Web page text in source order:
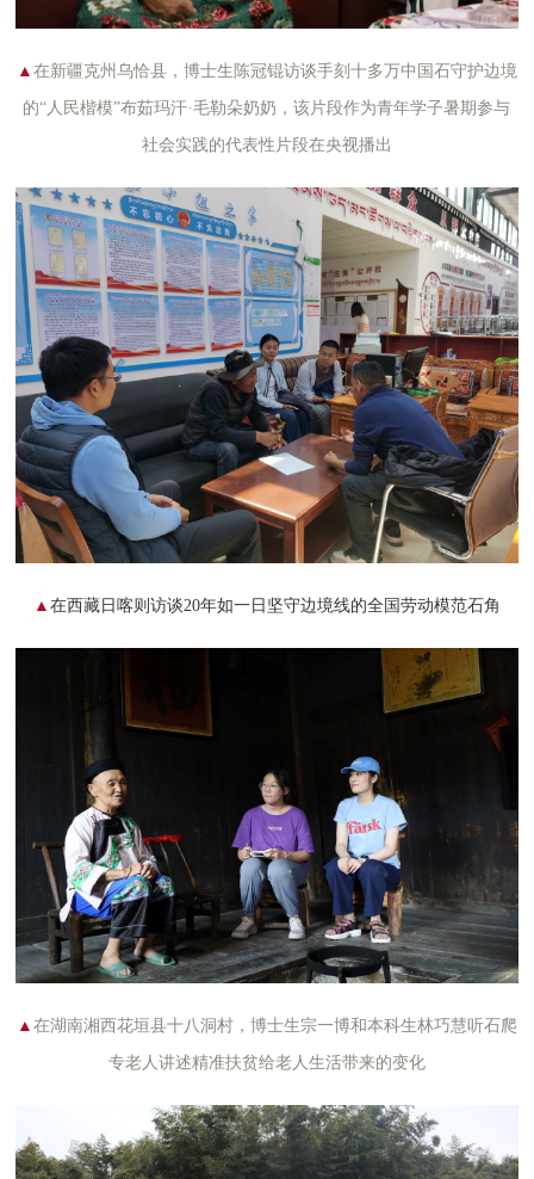
▲ 在新疆克州乌恰县，博士生陈冠锟访谈手刻十多万中国石守护边境
的“人民楷模”布茹玛汗·毛勒朵奶奶，该片段作为青年学子暑期参与
社会实践的代表性片段在央视播出
▲ 在西藏日喀则访谈20年如一日坚守边境线的全国劳动模范石角
▲ 在湖南湘西花垣县十八洞村，博士生宗一博和本科生林巧慧听石爬
专老人讲述精准扶贫给老人生活带来的变化